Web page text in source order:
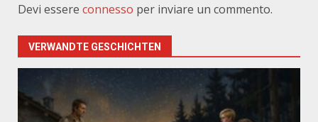
Devi essere connesso per inviare un commento.
VERWANDTE GESCHICHTEN